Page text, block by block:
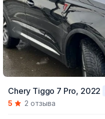
of
Chery Tiggo 7 Pro, 2022
5
2 отзыва